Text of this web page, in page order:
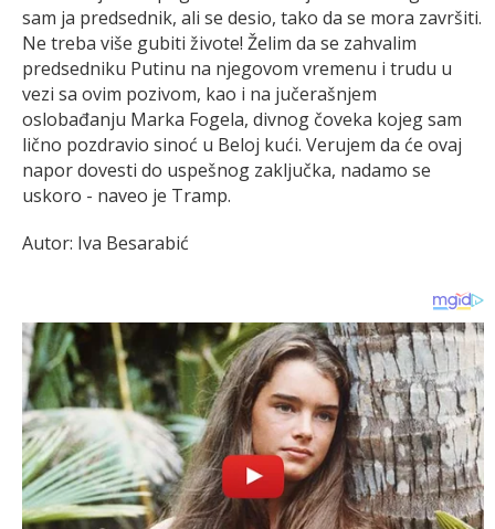
sam ja predsednik, ali se desio, tako da se mora završiti.
Ne treba više gubiti živote! Želim da se zahvalim
predsedniku Putinu na njegovom vremenu i trudu u
vezi sa ovim pozivom, kao i na jučerašnjem
oslobađanju Marka Fogela, divnog čoveka kojeg sam
lično pozdravio sinoć u Beloj kući. Verujem da će ovaj
napor dovesti do uspešnog zaključka, nadamo se
uskoro - naveo je Tramp.
Autor: Iva Besarabić